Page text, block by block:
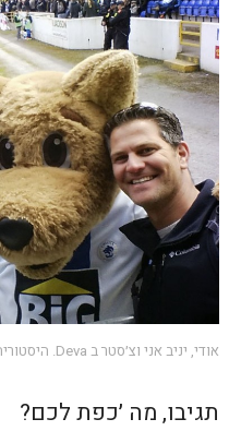
אודי, יניב אני וצ׳סטר ב Deva. היסטוריה רבותיי. היסטוריה.
תגיבו, מה ׳כפת לכם?